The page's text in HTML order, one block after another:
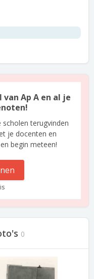
Ap A en al je
scholen terugvinden
je docenten en
begin meteen!
0